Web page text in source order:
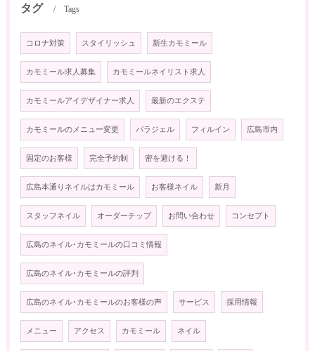
タグ Tags
コロナ対策 スタイリッシュ 新生カモミール
カモミール求人募集 カモミールネイリスト求人
カモミールアイデザイナー求人 最新のエクステ
カモミールのメニュー変更 パラジェル フィルイン 広島市内
固定のお客様 完全予約制 密を避ける！
広島本通りネイルはカモミール お客様ネイル 新月
スタッフネイル オーダーチップ お問い合わせ コンセプト
広島のネイル･カモミールの口コミ情報
広島のネイル･カモミールの評判
広島のネイル･カモミールのお客様の声 サービス 採用情報
メニュー アクセス カモミール ネイル